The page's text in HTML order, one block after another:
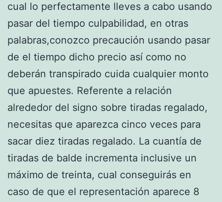
cual lo perfectamente lleves a cabo usando
pasar del tiempo culpabilidad, en otras
palabras,conozco precaución usando pasar
de el tiempo dicho precio así­ como no
deberán transpirado cuida cualquier monto
que apuestes. Referente a relación
alrededor del signo sobre tiradas regalado,
necesitas que aparezca cinco veces para
sacar diez tiradas regalado. La cuantía de
tiradas de balde incrementa inclusive un
máximo de treinta, cual conseguirás en
caso de que el representación aparece 8